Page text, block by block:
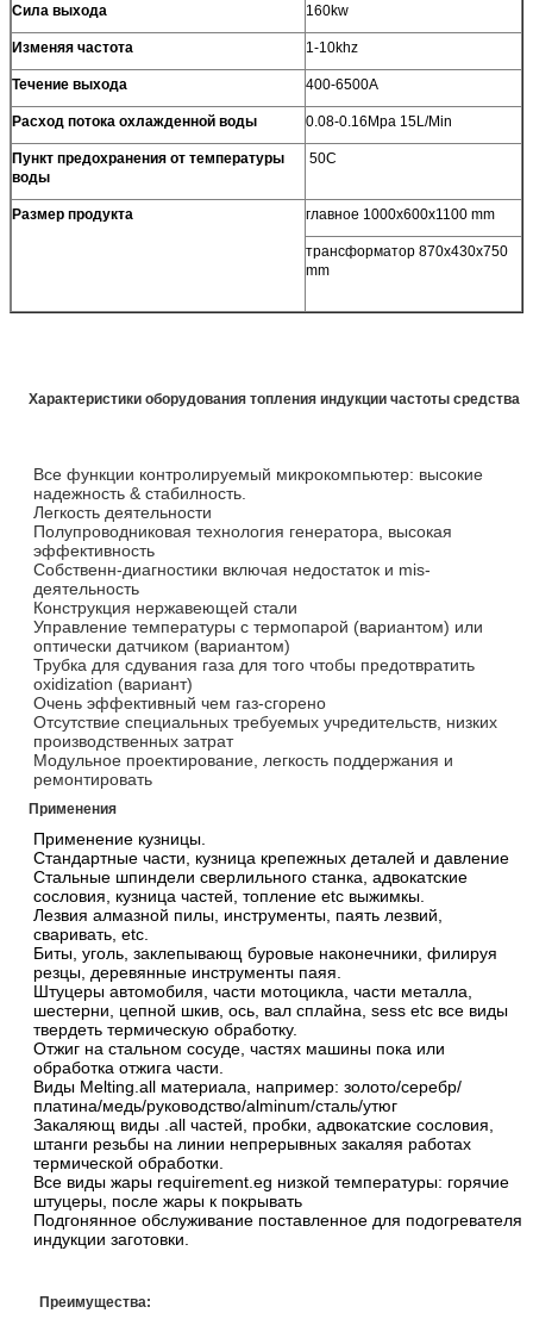
Сила выхода 160kw
Изменяя частота 1-10khz
Течение выхода 400-6500A
Расход потока охлажденной воды 0.08-0.16Mpa 15L/Min
Пункт предохранения от температуры
воды
50C
Размер продукта главное 1000x600x1100 mm
трансформатор 870x430x750
mm
Характеристики оборудования топления индукции частоты средства
Все функции контролируемый микрокомпьютер: высокие
надежность & стабилность.
Легкость деятельности
Полупроводниковая технология генератора, высокая
эффективность
Собственн-диагностики включая недостаток и mis-
деятельность
Конструкция нержавеющей стали
Управление температуры с термопарой (вариантом) или
оптически датчиком (вариантом)
Трубка для сдувания газа для того чтобы предотвратить
oxidization (вариант)
Очень эффективный чем газ-сгорено
Отсутствие специальных требуемых учредительств, низких
производственных затрат
Модульное проектирование, легкость поддержания и
ремонтировать
Применения
Применение кузницы.
Стандартные части, кузница крепежных деталей и давление
Стальные шпиндели сверлильного станка, адвокатские
сословия, кузница частей, топление etc выжимкы.
Лезвия алмазной пилы, инструменты, паять лезвий,
сваривать, etc.
Биты, уголь, заклепывающ буровые наконечники, филируя
резцы, деревянные инструменты паяя.
Штуцеры автомобиля, части мотоцикла, части металла,
шестерни, цепной шкив, ось, вал сплайна, sess etc все виды
твердеть термическую обработку.
Отжиг на стальном сосуде, частях машины пока или
обработка отжига части.
Виды Melting.all материала, например: золото/серебр/
платина/медь/руководство/alminum/сталь/утюг
Закаляющ виды .all частей, пробки, адвокатские сословия,
штанги резьбы на линии непрерывных закаляя работах
термической обработки.
Все виды жары requirement.eg низкой температуры: горячие
штуцеры, после жары к покрывать
Подгонянное обслуживание поставленное для подогревателя
индукции заготовки.
Преимущества: